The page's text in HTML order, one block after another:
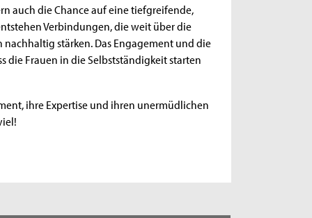
auch die Chance auf eine tiefgreifende,
Verbindungen, die weit über die
stärken. Das Engagement und die
die Frauen in die Selbstständigkeit starten
ihre Expertise und ihren unermüdlichen